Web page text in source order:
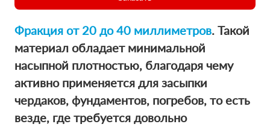
Фракция от 20 до 40 миллиметров. Такой
материал обладает минимальной
насыпной плотностью, благодаря чему
активно применяется для засыпки
чердаков, фундаментов, погребов, то есть
везде, где требуется довольно